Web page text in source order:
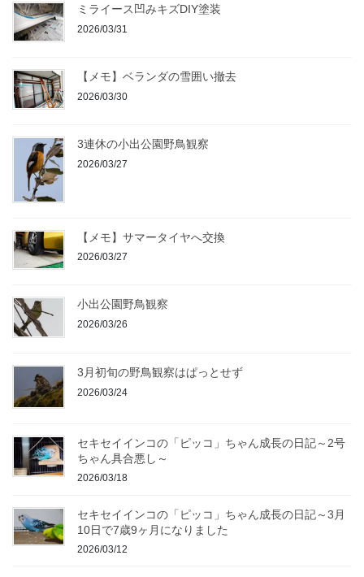
ミライース凹みキズDIY塗装
2026/03/31
【メモ】ベランダの雪囲い撤去
2026/03/30
3連休の小出公園野鳥観察
2026/03/27
【メモ】サマータイヤへ交換
2026/03/27
小出公園野鳥観察
2026/03/26
3月初旬の野鳥観察はぱっとせず
2026/03/24
セキセイインコの「ピッコ」ちゃん成長の日記～2号
ちゃん具合悪し～
2026/03/18
セキセイインコの「ピッコ」ちゃん成長の日記～3月
10日で7歳9ヶ月になりました
2026/03/12